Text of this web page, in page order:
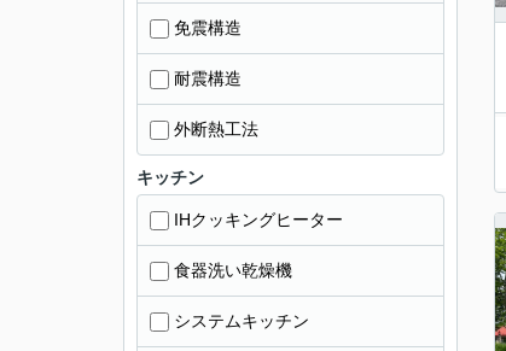
免震構造
耐震構造
外断熱工法
キッチン
IHクッキングヒーター
食器洗い乾燥機
システムキッチン